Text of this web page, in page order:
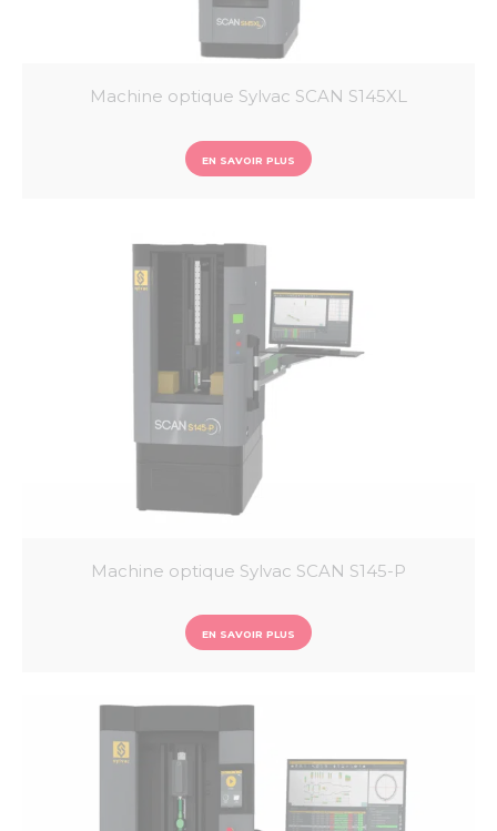
Micromètres extérieurs
Micromètres intérieurs
CALIBRES DE CONTROLE
Piges
PALPEURS ET UNITE D'AFFICHAGE
Unité de multiplexage
LOGICIEL ET COMMUNICATION
Sylcom
Machine optique Sylvac SCAN S145XL
EN SAVOIR PLUS
Machine optique Sylvac SCAN S145-P
EN SAVOIR PLUS